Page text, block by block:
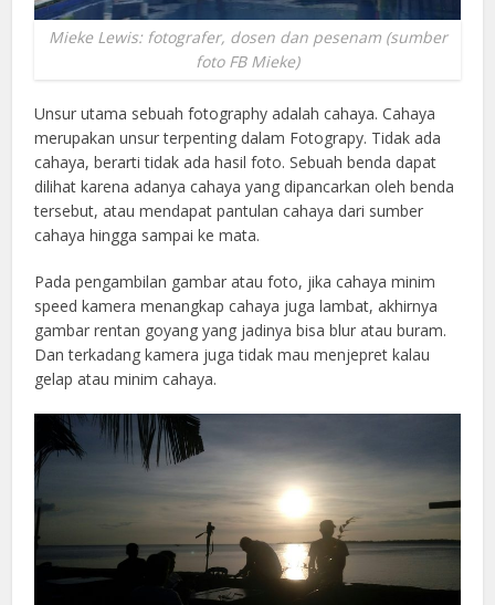
Mieke Lewis: fotografer, dosen dan pesenam (sumber
foto FB Mieke)
Unsur utama sebuah fotography adalah cahaya. Cahaya
merupakan unsur terpenting dalam Fotograpy. Tidak ada
cahaya, berarti tidak ada hasil foto. Sebuah benda dapat
dilihat karena adanya cahaya yang dipancarkan oleh benda
tersebut, atau mendapat pantulan cahaya dari sumber
cahaya hingga sampai ke mata.
Pada pengambilan gambar atau foto, jika cahaya minim
speed kamera menangkap cahaya juga lambat, akhirnya
gambar rentan goyang yang jadinya bisa blur atau buram.
Dan terkadang kamera juga tidak mau menjepret kalau
gelap atau minim cahaya.